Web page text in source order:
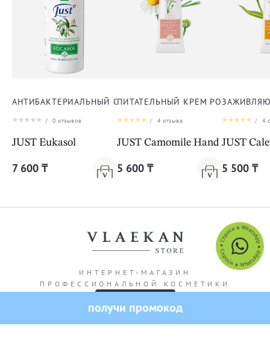
АНТИБАКТЕРИАЛЬНЫЙ СПРЕЙ ЭУКАСОЛ
/ 0 отзывов
JUST Eukasol
7 600 ₸
ПИТАТЕЛЬНЫЙ КРЕМ РОМАШКА
/ 4отзыва
JUST Camomile Hand Cream
5 600 ₸
/ 4
JUST
5 500 ₸
ИНТЕРНЕТ-МАГАЗИН
ПРОФЕССИОНАЛЬНОЙ КОСМЕТИКИ
получи промокод